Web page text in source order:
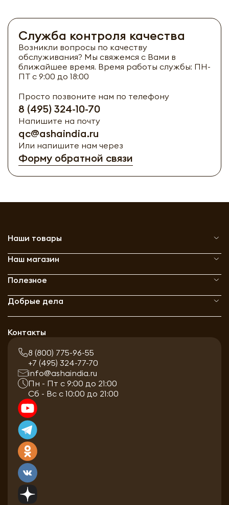
Служба контроля качества
Возникли вопросы по качеству
обслуживания? Мы свяжемся с Вами в
ближайшее время. Время работы службы: ПН-
ПТ с 9:00 до 18:00
Просто позвоните нам по телефону
8 (495) 324-10-70
Напишите на почту
qc@ashaindia.ru
Или напишите нам через
Форму обратной связи
Наши товары
Наш магазин
Полезное
Добрые дела
Контакты
8 (800) 775-96-55
+7 (495) 324-77-70
info@ashaindia.ru
Пн - Пт с 9:00 до 21:00
Сб - Вс с 10:00 до 21:00